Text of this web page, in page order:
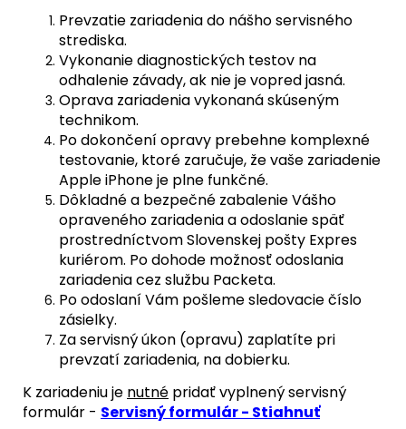
Prevzatie zariadenia do nášho servisného
strediska.
Vykonanie diagnostických testov na
odhalenie závady, ak nie je vopred jasná.
Oprava zariadenia vykonaná skúseným
technikom.
Po dokončení opravy prebehne komplexné
testovanie, ktoré zaručuje, že vaše zariadenie
Apple iPhone je plne funkčné.
Dôkladné a bezpečné zabalenie Vášho
opraveného zariadenia a odoslanie späť
prostredníctvom Slovenskej pošty Expres
kuriérom. Po dohode možnosť odoslania
zariadenia cez službu Packeta.
Po odoslaní Vám pošleme sledovacie číslo
zásielky.
Za servisný úkon (opravu) zaplatíte pri
prevzatí zariadenia, na dobierku.
K zariadeniu je nutné pridať vyplnený servisný
formulár - Servisný formulár - Stiahnuť